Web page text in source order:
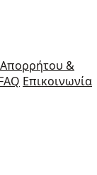
Απορρήτου &
Επικοινωνία